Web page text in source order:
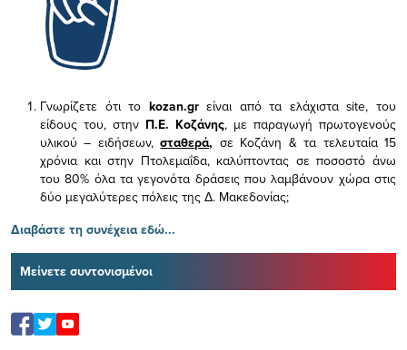
Γνωρίζετε ότι το kozan.gr είναι από τα ελάχισταsite, του
είδους του, στην Π.Ε. Κοζάνης, με παραγωγή πρωτογενούς
υλικού – ειδήσεων,σταθερά, σε Κοζάνη & τα τελευταία 15
χρόνια και στην Πτολεμαΐδα, καλύπτοντας σε ποσοστό άνω
του 80% όλα τα γεγονότα δράσεις που λαμβάνουν χώρα στις
δύο μεγαλύτερες πόλεις της Δ. Μακεδονίας;
Διαβάστε τη συνέχεια εδώ...
Μείνετε συντονισμένοι